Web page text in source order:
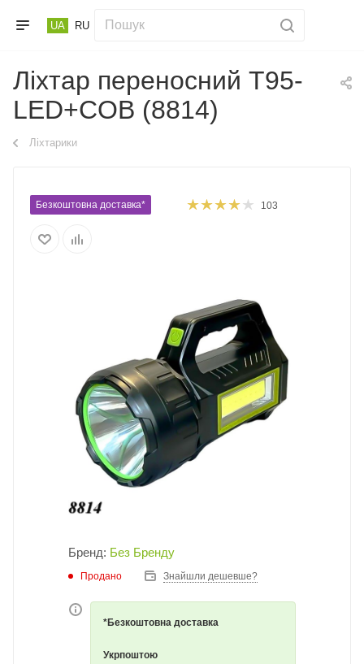
UA RU
Ліхтар переносний T95-
LED+COB (8814)
Ліхтарики
Безкоштовна доставка* 103
Бренд: Без Бренду
Продано Знайшли дешевше?
*Безкоштовна доставка
Укрпоштою